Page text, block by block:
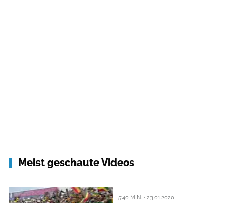
Meist geschaute Videos
5:40 MIN. • 23.01.2020